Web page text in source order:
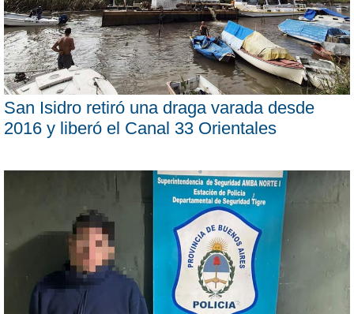
San Isidro retiró una draga varada desde
2016 y liberó el Canal 33 Orientales